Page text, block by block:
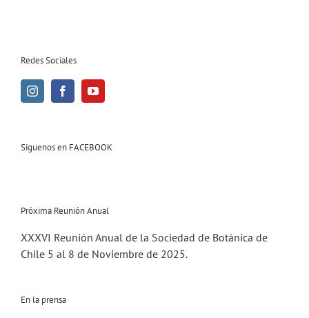
Redes Sociales
Siguenos en FACEBOOK
Próxima Reunión Anual
XXXVI Reunión Anual de la Sociedad de Botánica de
Chile 5 al 8 de Noviembre de 2025.
En la prensa